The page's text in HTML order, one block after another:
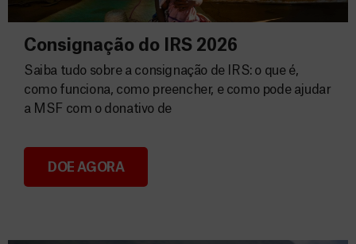
Consignação do IRS 2026
Consignação do IRS 2026
Saiba tudo sobre a consignação de IRS: o que é,
como funciona, como preencher, e como pode ajudar
a MSF com o donativo de
DOE AGORA